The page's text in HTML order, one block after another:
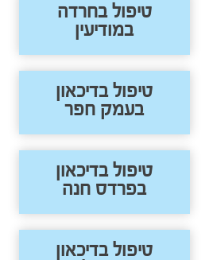
טיפול בחרדה
במודיעין
טיפול בדיכאון
בעמק חפר
טיפול בדיכאון
בפרדס חנה
טיפול בדיכאון